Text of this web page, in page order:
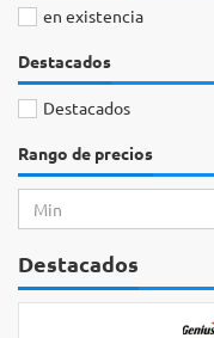
en existencia
Destacados
Destacados
Rango de precios
Destacados